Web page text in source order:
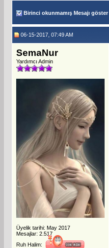
Birinci okunmamış Mesajı göster
06-15-2017, 07:49 AM
SemaNur
Yardımcı Admin
Üyelik tarihi: May 2017
Mesajlar: 2.517
Ruh Halim: